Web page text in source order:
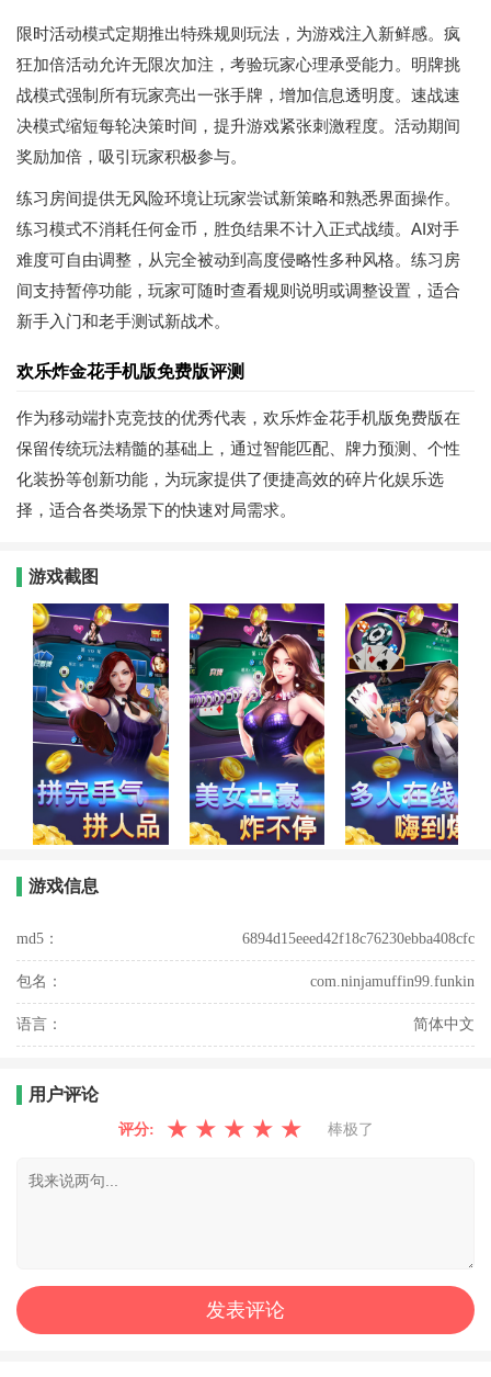
限时活动模式定期推出特殊规则玩法，为游戏注入新鲜感。疯
狂加倍活动允许无限次加注，考验玩家心理承受能力。明牌挑
战模式强制所有玩家亮出一张手牌，增加信息透明度。速战速
决模式缩短每轮决策时间，提升游戏紧张刺激程度。活动期间
奖励加倍，吸引玩家积极参与。
练习房间提供无风险环境让玩家尝试新策略和熟悉界面操作。
练习模式不消耗任何金币，胜负结果不计入正式战绩。AI对手
难度可自由调整，从完全被动到高度侵略性多种风格。练习房
间支持暂停功能，玩家可随时查看规则说明或调整设置，适合
新手入门和老手测试新战术。
欢乐炸金花手机版免费版评测
作为移动端扑克竞技的优秀代表，欢乐炸金花手机版免费版在
保留传统玩法精髓的基础上，通过智能匹配、牌力预测、个性
化装扮等创新功能，为玩家提供了便捷高效的碎片化娱乐选
择，适合各类场景下的快速对局需求。
游戏截图
游戏信息
md5： 6894d15eeed42f18c76230ebba408cfc
包名： com.ninjamuffin99.funkin
语言： 简体中文
用户评论
评分: ★ ★ ★ ★ ★ 棒极了